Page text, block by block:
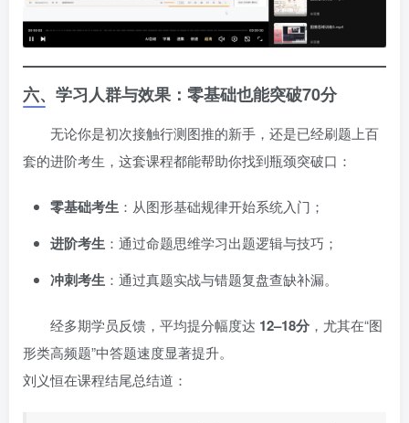
六、学习人群与效果：零基础也能突破70分
无论你是初次接触行测图推的新手，还是已经刷题上百
套的进阶考生，这套课程都能帮助你找到瓶颈突破口：
零基础考生 ：从图形基础规律开始系统入门；
进阶考生 ：通过命题思维学习出题逻辑与技巧；
冲刺考生 ：通过真题实战与错题复盘查缺补漏。
经多期学员反馈，平均提分幅度达 12–18分 ，尤其在“图
形类高频题”中答题速度显著提升。
刘义恒在课程结尾总结道：